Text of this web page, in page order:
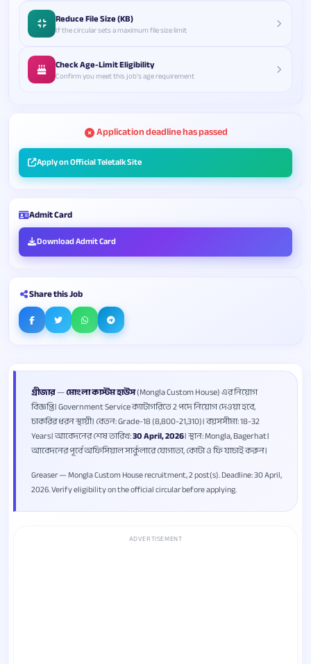
গ্রীজার—মোংলা কাস্টম হাউস(Mongla Custom House) এর নিয়োগ
বিজ্ঞপ্তি। Government Service ক্যাটাগরিতে 2 পদে নিয়োগ দেওয়া হবে,
চাকরির ধরন স্থায়ী। বেতন: Grade-18 (8,800-21,310)। বয়সসীমা: 18-32
Years। আবেদনের শেষ তারিখ:30 April, 2026। স্থান: Mongla, Bagerhat।
আবেদনের পূর্বে অফিসিয়াল সার্কুলারে যোগ্যতা, কোটা ও ফি যাচাই করুন।
Greaser — Mongla Custom House recruitment, 2 post(s). Deadline: 30 April,
2026. Verify eligibility on the official circular before applying.
ADVERTISEMENT
Reduce File Size (KB)
If the circular sets a maximum file size limit
Check Age-Limit Eligibility
Confirm you meet this job's age requirement
Application deadline has passed
Apply on Official Teletalk Site
Admit Card
Download Admit Card
Share this Job